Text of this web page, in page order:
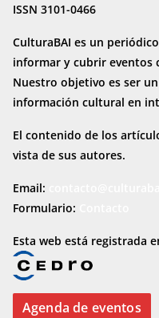
ISSN 3101-0466
CulturaBAI es un
informar y cubrir eventos
Nuestro objetivo es ser
información cultural en
El contenido de los
vista de sus autores.
Email:
Formulario:
Esta web está registrada
Agenda de eventos